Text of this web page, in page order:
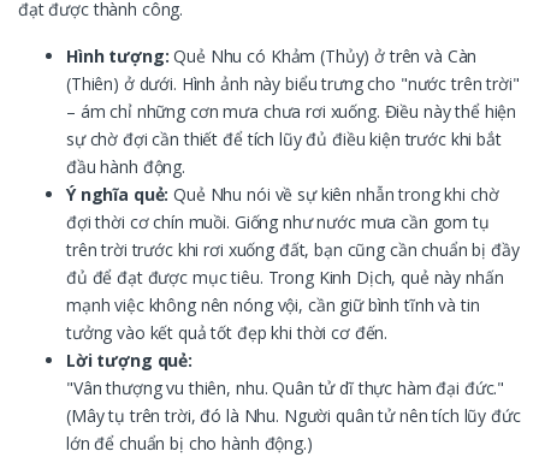
đạt được thành công.
Hình tượng: Quẻ Nhu có Khảm (Thủy) ở trên và Càn
(Thiên) ở dưới. Hình ảnh này biểu trưng cho "nước trên trời"
– ám chỉ những cơn mưa chưa rơi xuống. Điều này thể hiện
sự chờ đợi cần thiết để tích lũy đủ điều kiện trước khi bắt
đầu hành động.
Ý nghĩa quẻ: Quẻ Nhu nói về sự kiên nhẫn trong khi chờ
đợi thời cơ chín muồi. Giống như nước mưa cần gom tụ
trên trời trước khi rơi xuống đất, bạn cũng cần chuẩn bị đầy
đủ để đạt được mục tiêu. Trong Kinh Dịch, quẻ này nhấn
mạnh việc không nên nóng vội, cần giữ bình tĩnh và tin
tưởng vào kết quả tốt đẹp khi thời cơ đến.
Lời tượng quẻ:
"Vân thượng vu thiên, nhu. Quân tử dĩ thực hàm đại đức."
(Mây tụ trên trời, đó là Nhu. Người quân tử nên tích lũy đức
lớn để chuẩn bị cho hành động.)